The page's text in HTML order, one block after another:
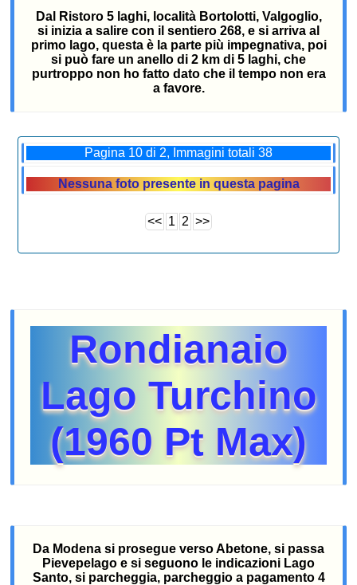
Dal Ristoro 5 laghi, località Bortolotti, Valgoglio,
si inizia a salire con il sentiero 268, e si arriva al
primo lago, questa è la parte più impegnativa, poi
si può fare un anello di 2 km di 5 laghi, che
purtroppo non ho fatto dato che il tempo non era
a favore.
Pagina 10 di 2, Immagini totali 38
Nessuna foto presente in questa pagina
<< 1 2 >>
Rondianaio
Lago Turchino
(1960 Pt Max)
Da Modena si prosegue verso Abetone, si passa
Pievepelago e si seguono le indicazioni Lago
Santo, si parcheggia, parcheggio a pagamento 4